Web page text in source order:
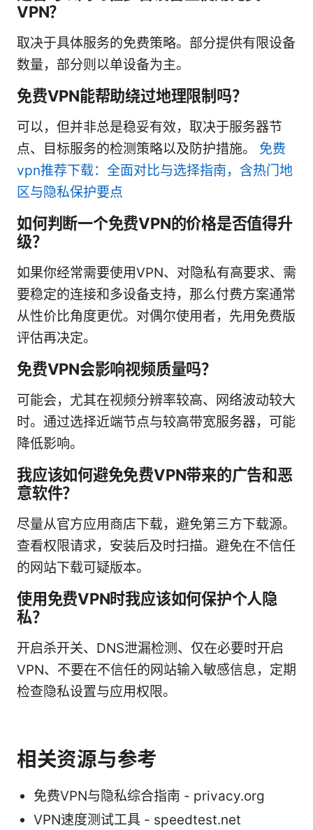
VPN？
取决于具体服务的免费策略。部分提供有限设备
数量，部分则以单设备为主。
免费VPN能帮助绕过地理限制吗？
可以，但并非总是稳妥有效，取决于服务器节
点、目标服务的检测策略以及防护措施。 免费
vpn推荐下载：全面对比与选择指南，含热门地
区与隐私保护要点
如何判断一个免费VPN的价格是否值得升
级？
如果你经常需要使用VPN、对隐私有高要求、需
要稳定的连接和多设备支持，那么付费方案通常
从性价比角度更优。对偶尔使用者，先用免费版
评估再决定。
免费VPN会影响视频质量吗？
可能会，尤其在视频分辨率较高、网络波动较大
时。通过选择近端节点与较高带宽服务器，可能
降低影响。
我应该如何避免免费VPN带来的广告和恶
意软件？
尽量从官方应用商店下载，避免第三方下载源。
查看权限请求，安装后及时扫描。避免在不信任
的网站下载可疑版本。
使用免费VPN时我应该如何保护个人隐
私？
开启杀开关、DNS泄漏检测、仅在必要时开启
VPN、不要在不信任的网站输入敏感信息，定期
检查隐私设置与应用权限。
相关资源与参考
免费VPN与隐私综合指南 - privacy.org
VPN速度测试工具 - speedtest.net